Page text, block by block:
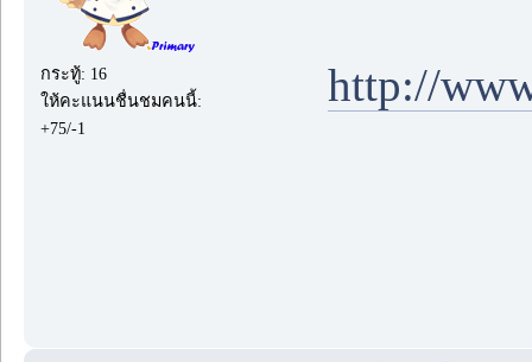
กระทู้: 16
ให้คะแนนชื่นชมคนนี้:
+75/-1
http://